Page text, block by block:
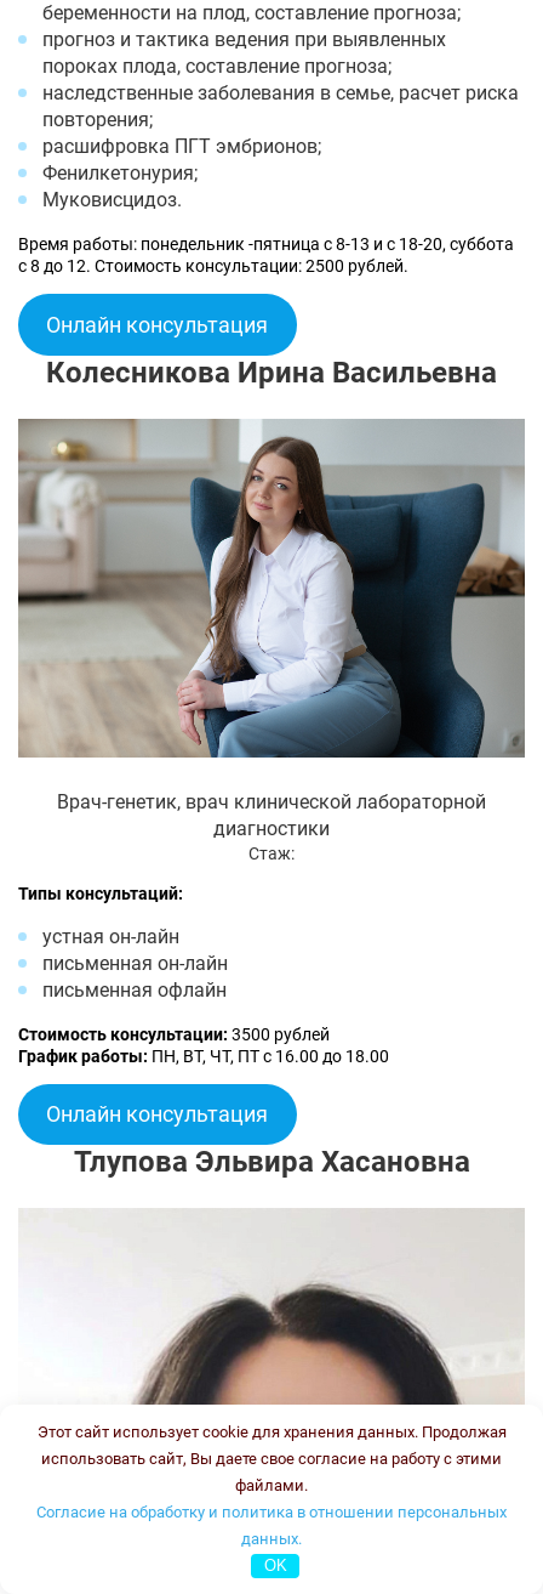
беременности на плод, составление прогноза;
прогноз и тактика ведения при выявленных
пороках плода, составление прогноза;
наследственные заболевания в семье, расчет риска
повторения;
расшифровка ПГТ эмбрионов;
Фенилкетонурия;
Муковисцидоз.
Время работы: понедельник -пятница с 8-13 и с 18-20, суббота
с 8 до 12. Стоимость консультации: 2500 рублей.
Онлайн консультация
Колесникова Ирина Васильевна
Врач-генетик, врач клинической лабораторной
диагностики
Стаж:
Типы консультаций:
устная он-лайн
письменная он-лайн
письменная офлайн
Стоимость консультации: 3500 рублей
График работы: ПН, ВТ, ЧТ, ПТ с 16.00 до 18.00
Онлайн консультация
Тлупова Эльвира Хасановна
Этот сайт использует cookie для хранения данных. Продолжая
использовать сайт, Вы даете свое согласие на работу с этими
файлами.
Согласие на обработку и политика в отношении персональных
данных.
OK